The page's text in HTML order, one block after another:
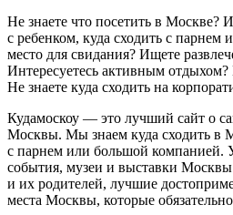
Не знаете что посетить в Москве?
с ребенком, куда сходить с парнем
место для свидания? Ищете
Интересуетесь активным
Не знаете куда сходить на
Кудамоскоу — это лучший сайт о
Москвы. Мы знаем куда сходить в
с парнем или большой компанией.
события, музеи и выставки
и их родителей, лучшие
места Москвы, которые